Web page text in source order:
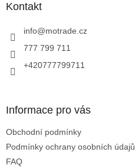
Kontakt
info@motrade.cz
777 799 711
+420777799711
Informace pro vás
Obchodní podmínky
Podmínky ochrany osobních údajů
FAQ